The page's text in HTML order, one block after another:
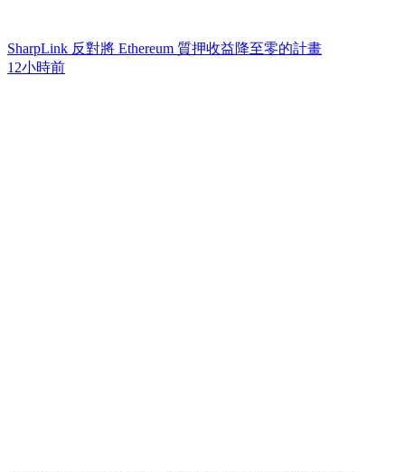
SharpLink 反對將 Ethereum 質押收益降至零的計畫
12小時前